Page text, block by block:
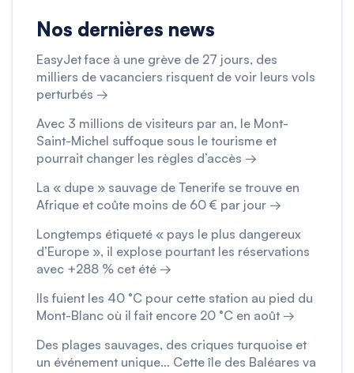
Nos dernières news
EasyJet face à une grève de 27 jours, des
milliers de vacanciers risquent de voir leurs vols
perturbés →
Avec 3 millions de visiteurs par an, le Mont-
Saint-Michel suffoque sous le tourisme et
pourrait changer les règles d’accès →
La « dupe » sauvage de Tenerife se trouve en
Afrique et coûte moins de 60 € par jour →
Longtemps étiqueté « pays le plus dangereux
d’Europe », il explose pourtant les réservations
avec +288 % cet été →
Ils fuient les 40 °C pour cette station au pied du
Mont-Blanc où il fait encore 20 °C en août →
Des plages sauvages, des criques turquoise et
un événement unique… Cette île des Baléares va